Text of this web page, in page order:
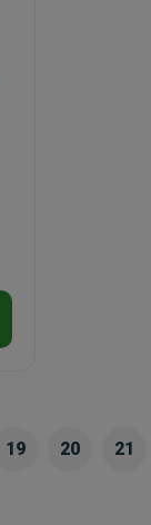
19 20 21